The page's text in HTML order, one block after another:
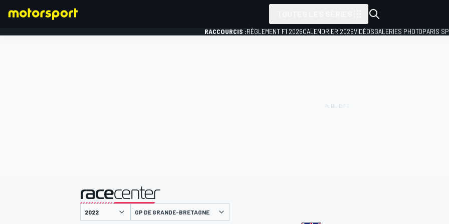
RACCOURCIS :RÈGLEMENT F1 2026CALENDRIER 2026VIDÉOSGALERIES PHOTOPARIS
présenté par
GP DE GRANDE-BRETAGNE